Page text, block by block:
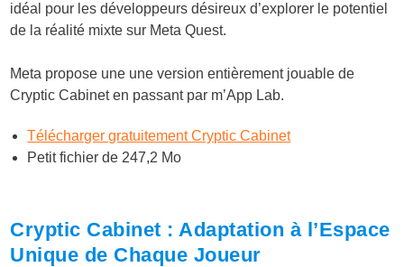
idéal pour les développeurs désireux d’explorer le potentiel
de la réalité mixte sur Meta Quest.
Meta propose une une version entièrement jouable de
Cryptic Cabinet en passant par m’App Lab.
Télécharger gratuitement Cryptic Cabinet
Petit fichier de 247,2 Mo
Cryptic Cabinet : Adaptation à l’Espace
Unique de Chaque Joueur